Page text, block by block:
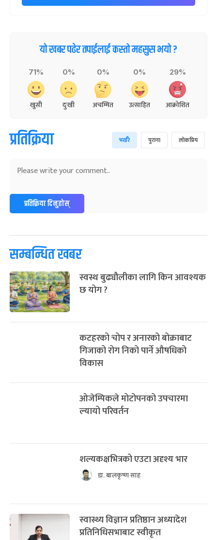
यो खबर पढेर तपाईलाई कस्तो महसुस भयो ?
71%
खुसी
0%
दुःखी
0%
अचम्मित
0%
उत्साहित
29%
आक्रोशित
प्रतिक्रिया भर्खरै पुराना लोकप्रिय
प्रतिक्रिया दिनुहोस्
सम्बन्धित खबर
स्वस्थ बुढ्यौलीका लागि किन आवश्यक
छ योग ?
कटहरको चोप र अनारको बोक्राबाट
गिजाको रोग निको पार्ने औषधिको
विकास
ओजेम्पिकले मोटोपनको उपचारमा
ल्यायो परिवर्तन
शल्यकक्षभित्रको एउटा अदृश्य भार
डा. बालकृष्ण साह
स्वास्थ्य विज्ञान प्रतिष्ठान अध्यादेश
प्रतिनिधिसभाबाट स्वीकृत